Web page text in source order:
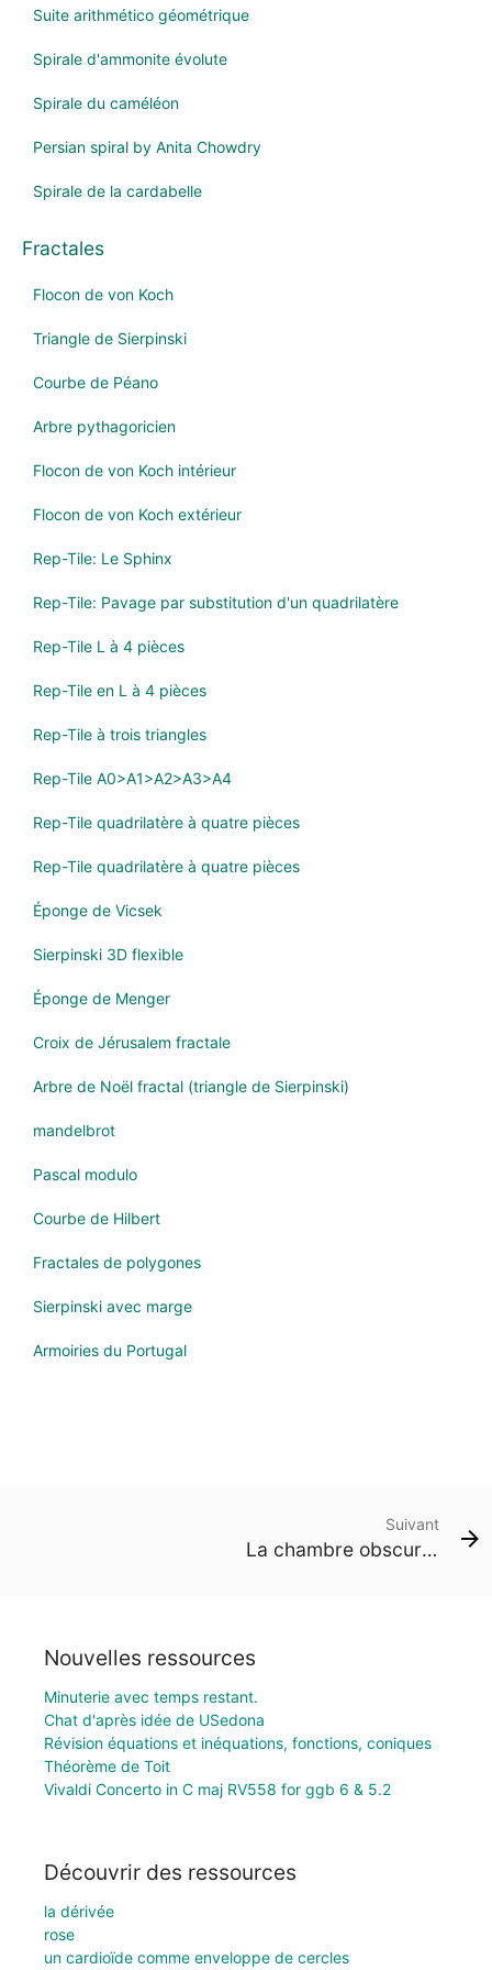
Suite arithmético géométrique
Spirale d'ammonite évolute
Spirale du caméléon
Persian spiral by Anita Chowdry
Spirale de la cardabelle
Fractales
Flocon de von Koch
Triangle de Sierpinski
Courbe de Péano
Arbre pythagoricien
Flocon de von Koch intérieur
Flocon de von Koch extérieur
Rep-Tile: Le Sphinx
Rep-Tile: Pavage par substitution d'un quadrilatère
Rep-Tile L à 4 pièces
Rep-Tile en L à 4 pièces
Rep-Tile à trois triangles
Rep-Tile A0>A1>A2>A3>A4
Rep-Tile quadrilatère à quatre pièces
Rep-Tile quadrilatère à quatre pièces
Éponge de Vicsek
Sierpinski 3D flexible
Éponge de Menger
Croix de Jérusalem fractale
Arbre de Noël fractal (triangle de Sierpinski)
mandelbrot
Pascal modulo
Courbe de Hilbert
Fractales de polygones
Sierpinski avec marge
Armoiries du Portugal
Suivant
La chambre obscure: machine à multiplier
Nouvelles ressources
Minuterie avec temps restant.
Chat d'après idée de USedona
Révision équations et inéquations, fonctions, coniques
Théorème de Toit
Vivaldi Concerto in C maj RV558 for ggb 6 & 5.2
Découvrir des ressources
la dérivée
rose
un cardioïde comme enveloppe de cercles